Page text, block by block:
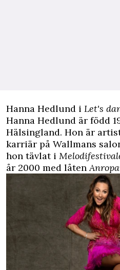
Hanna Hedlund i Let's
Hanna Hedlund är född
Hälsingland. Hon är
karriär på Wallmans
hon tävlat i
år 2000 med låten